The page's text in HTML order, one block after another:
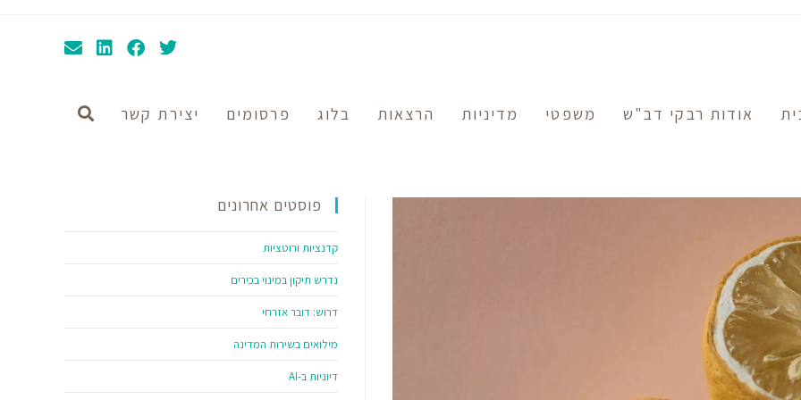
אודות רבקי דב"ש משפטי מדיניות הרצאות בלוג פרסומים יצירת קשר
פוסטים אחרונים
קדנציות ורוטציות
נדרש תיקון במינוי בכירים
דרוש: דובר אזרחי
מילואים בשירות המדינה
דיוניות ב-AI